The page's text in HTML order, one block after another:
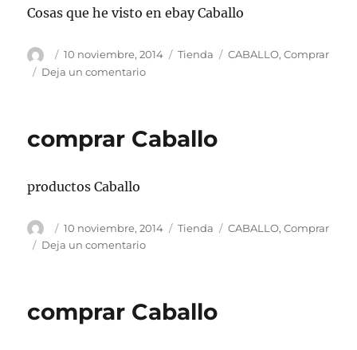
Cosas que he visto en ebay Caballo
AutorPublicado
el
10 noviembre, 2014 Categorías
Tienda Etiquetas
CABALLO,Comprar
Deja un comentarioen
comprar Caballo
productos Caballo
AutorPublicado
el
10 noviembre, 2014 Categorías
Tienda Etiquetas
CABALLO,Comprar
Deja un comentarioen
comprar Caballo